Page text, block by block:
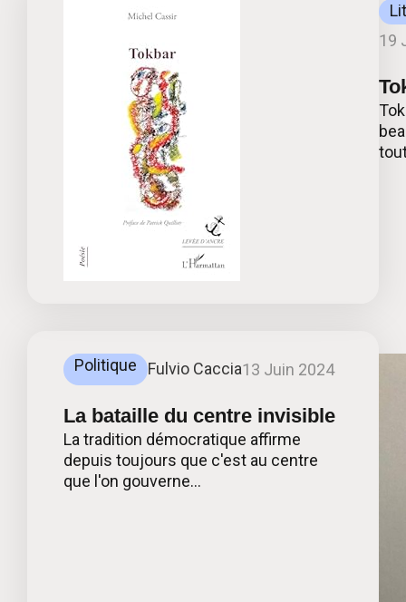
19
Politique Fulvio Caccia13 Juin 2024
La bataille du centre invisible
La tradition démocratique affirme
depuis toujours que c'est au centre
que l'on gouverne...